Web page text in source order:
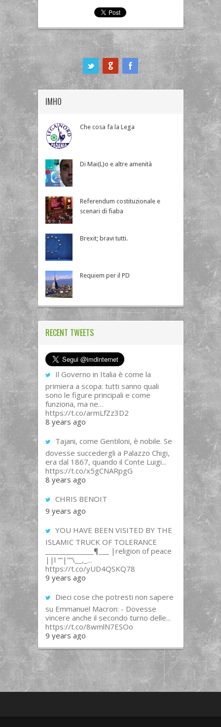
IMHO
Che cosa fa la Lega
Di Mai(L)o e altre amenità
Referendum costituzionale e
scenari di fiaba
Brexit; bravi tutti.
Requiem per il PD
RECENT TWEETS
Il Governo in Italia è come la
primiera a scopa: tutti sanno quali
sono le figure principali e come
funziona, ma ne…
https://t.co/armLfZz3D2
8 years ago
Tajani, come Gentiloni, è nobile. Se
dovesse succedergli a Palazzo Chigi,
era dal 1867, quando il Conte Luigi...
https://t.co/x5gCNARpgG
8 years ago
CHRIS BENOIT
9 years ago
YOU HAVE BEEN VISITED BY THE
ISLAMIC TRUCK OF TOLERANCE
______________¶___ |religion of peace
||l “”|””\__,_...
https://t.co/yUD4QSKQ78
9 years ago
Dieci cose che potresti non sapere
su Emmanuel Macron: - Dovesse
vincere anche il secondo turno delle...
https://t.co/8wmlN7ESOo
9 years ago